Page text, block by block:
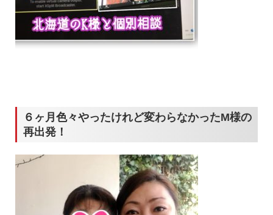
６ヶ月色々やったけれど変わらなかったM様の
再出発！